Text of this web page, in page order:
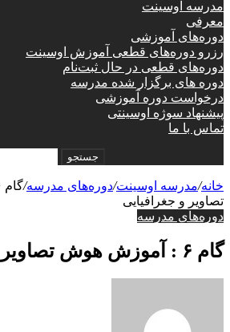
مدرسه اوسینت
معرفی
دوره‌های آموزشی
رزرو دوره‌های قطعی آموزش اوسینت
دوره‌های قطعی در حال ثبت‌نام
دوره های برگزار شده مدرسه
درخواست دوره آموزشی
پیشنهاد سوژه اوسینتی
تماس با ما
جستجو
خانه/مدرسه اوسینت/دوره‌های مدرسه/
تصاویر و جغرافیایی
دوره‌های مدرسه
گام ۶ : آموزش هوش تصاویر و جغرافیایی